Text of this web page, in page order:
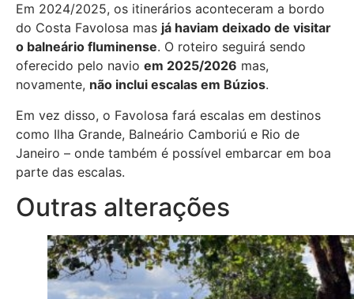
Em 2024/2025, os itinerários aconteceram a bordo
do Costa Favolosa mas já haviam deixado de visitar
o balneário fluminense. O roteiro seguirá sendo
oferecido pelo navio em 2025/2026 mas,
novamente, não inclui escalas em Búzios.
Em vez disso, o Favolosa fará escalas em destinos
como Ilha Grande, Balneário Camboriú e Rio de
Janeiro – onde também é possível embarcar em boa
parte das escalas.
Outras alterações